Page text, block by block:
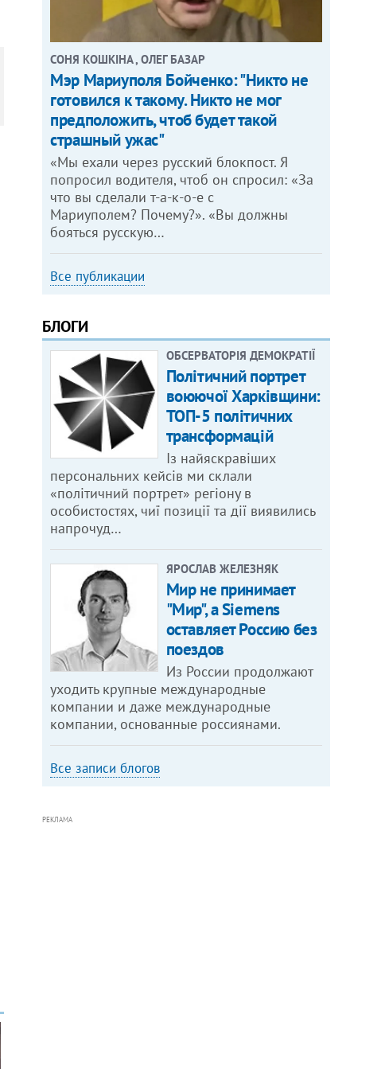
СОНЯ КОШКІНА , ОЛЕГ БАЗАР
Мэр Мариуполя Бойченко: "Никто не
готовился к такому. Никто не мог
предположить, чтоб будет такой
страшный ужас"
«Мы ехали через русский блокпост. Я
попросил водителя, чтоб он спросил: «За
что вы сделали т-а-к-о-е с
Мариуполем? Почему?». «Вы должны
бояться русскую…
Все публикации
БЛОГИ
ОБСЕРВАТОРІЯ ДЕМОКРАТІЇ
Політичний портрет
воюючої Харківщини:
ТОП-5 політичних
трансформацій
Із найяскравіших
персональних кейсів ми склали
«політичний портрет» регіону в
особистостях, чиї позиції та дії виявились
напрочуд…
ЯРОСЛАВ ЖЕЛЕЗНЯК
Мир не принимает
"Мир", а Siemens
оставляет Россию без
поездов
Из России продолжают
уходить крупные международные
компании и даже международные
компании, основанные россиянами.
Все записи блогов
РЕКЛАМА